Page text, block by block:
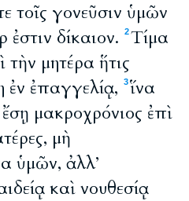
τοῖς γονεῦσιν ὑμῶν
ἐστιν δίκαιον.
2Tίμα
μητέρα ἥτις
ἐν ἐπαγγελίᾳ,
3ἵνα
μακροχρόνιος ἐπὶ
μὴ
ὑμῶν, ἀλλ’
καὶ νουθεσίᾳ